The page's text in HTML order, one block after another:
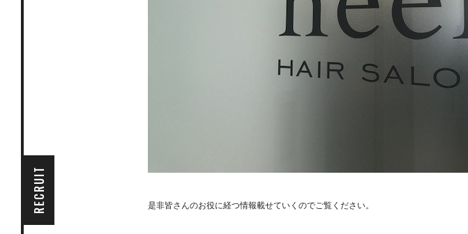
RECRUIT 是非皆さんのお役に経つ情報載せていくのでご覧ください。